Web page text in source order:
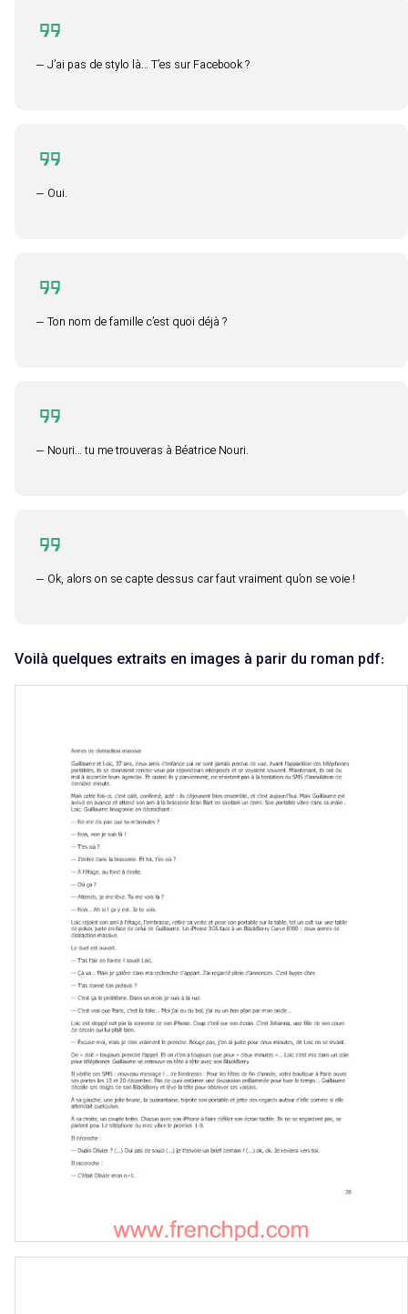
— J’ai pas de stylo là… T’es sur Facebook ?
— Oui.
— Ton nom de famille c’est quoi déjà ?
— Nouri… tu me trouveras à Béatrice Nouri.
— Ok, alors on se capte dessus car faut vraiment qu’on se voie !
Voilà quelques extraits en images à parir du roman pdf: